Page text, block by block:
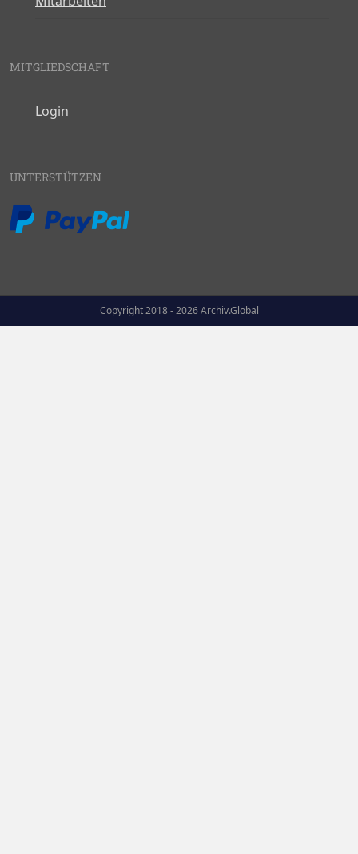
MITGLIEDSCHAFT
Login
UNTERSTÜTZEN
Copyright 2018 - 2026 Archiv.Global